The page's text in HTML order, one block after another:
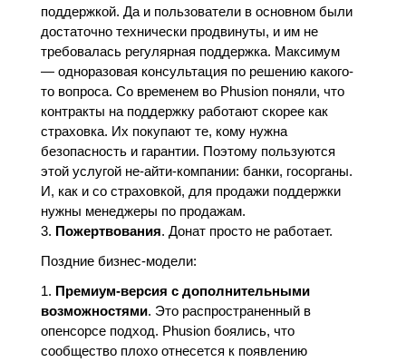
поддержкой. Да и пользователи в основном были
достаточно технически продвинуты, и им не
требовалась регулярная поддержка. Максимум
— одноразовая консультация по решению какого-
то вопроса. Со временем во Phusion поняли, что
контракты на поддержку работают скорее как
страховка. Их покупают те, кому нужна
безопасность и гарантии. Поэтому пользуются
этой услугой не-айти-компании: банки, госорганы.
И, как и со страховкой, для продажи поддержки
нужны менеджеры по продажам.
Пожертвования. Донат просто не работает.
Поздние бизнес-модели:
Премиум-версия с дополнительными
возможностями. Это распространенный в
опенсорсе подход. Phusion боялись, что
сообщество плохо отнесется к появлению